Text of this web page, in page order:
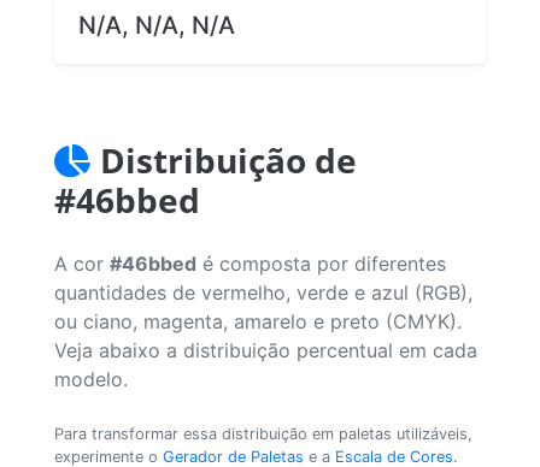
N/A, N/A, N/A
Distribuição de
#46bbed
A cor #46bbed é composta por diferentes
quantidades de vermelho, verde e azul (RGB),
ou ciano, magenta, amarelo e preto (CMYK).
Veja abaixo a distribuição percentual em cada
modelo.
Para transformar essa distribuição em paletas utilizáveis,
experimente o Gerador de Paletas e a Escala de Cores.